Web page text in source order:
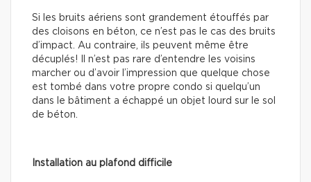
Si les bruits aériens sont grandement étouffés par
des cloisons en béton, ce n’est pas le cas des bruits
d’impact. Au contraire, ils peuvent même être
décuplés! Il n’est pas rare d’entendre les voisins
marcher ou d’avoir l’impression que quelque chose
est tombé dans votre propre condo si quelqu’un
dans le bâtiment a échappé un objet lourd sur le sol
de béton.
Installation au plafond difficile